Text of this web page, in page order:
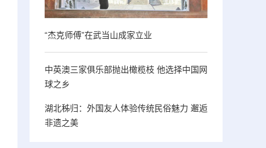
“杰克师傅”在武当山成家立业
中英澳三家俱乐部抛出橄榄枝 他选择中国网
球之乡
湖北秭归：外国友人体验传统民俗魅力 邂逅
非遗之美